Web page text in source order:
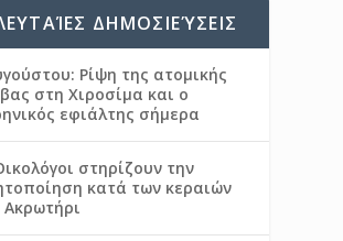
ΔΗΜΟΣΙΕΎΣΕΙΣ
Ρίψη της ατομικής
στη Χιροσίμα και ο
εφιάλτης σήμερα
στηρίζουν την
κατά των κεραιών
Ακρωτήρι